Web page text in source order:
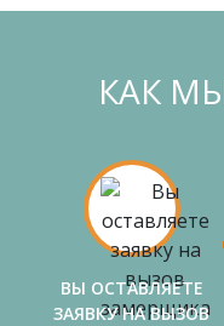
КАК
ВЫ ОСТАВЛЯЕТЕ
ЗАЯВКУ НА ВЫЗОВ